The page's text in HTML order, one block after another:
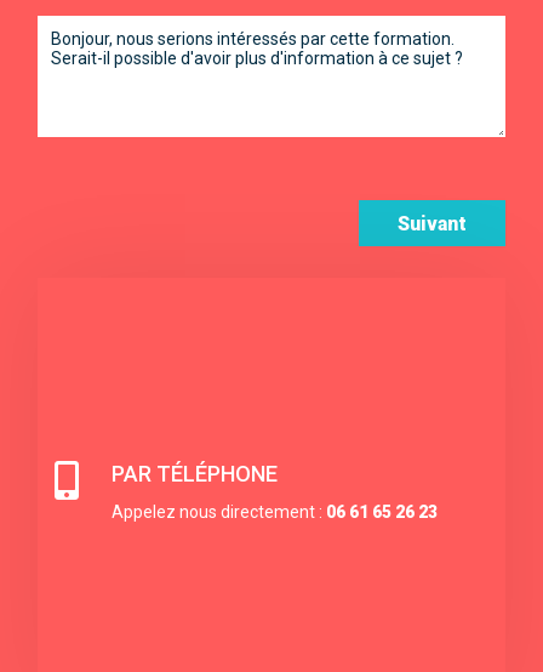
Suivant
 PAR TÉLÉPHONE
Appelez nous directement : 06 61 65 26 23